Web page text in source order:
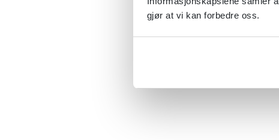
gjør at vi kan forbedre oss.